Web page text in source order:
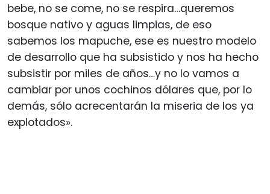
bebe, no se come, no se respira…queremos
bosque nativo y aguas limpias, de eso
sabemos los mapuche, ese es nuestro modelo
de desarrollo que ha subsistido y nos ha hecho
subsistir por miles de años…y no lo vamos a
cambiar por unos cochinos dólares que, por lo
demás, sólo acrecentarán la miseria de los ya
explotados».